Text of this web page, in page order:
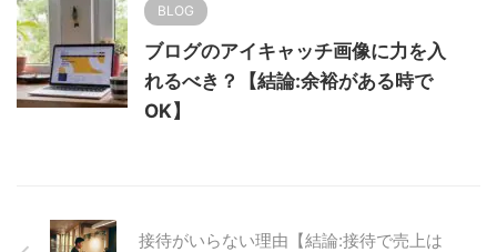
BLOG
ブログのアイキャッチ画像に力を入
れるべき？【結論:余裕がある時で
OK】
接待がいらない理由【結論:接待で売上は